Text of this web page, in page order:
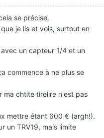
se précise.
je lis et vois, surtout en
un capteur 1/4 et un
commence à ne plus se
ma chtite tirelire n'est pas
mettre étant 600 € (argh!).
un TRV19, mais limite